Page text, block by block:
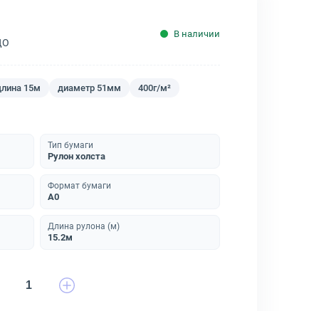
В наличии
15м диаметр 51мм 400г/м²
Тип бумаги
Рулон холста
Формат бумаги
A0
Длина рулона (м)
15.2м